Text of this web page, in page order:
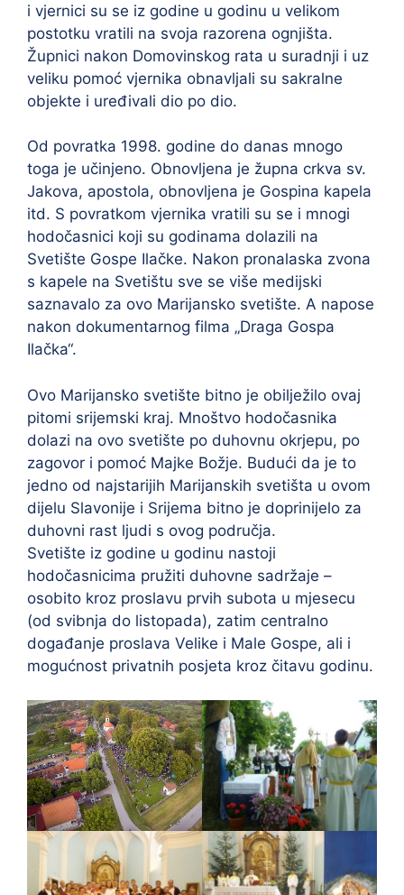
i vjernici su se iz godine u godinu u velikom
postotku vratili na svoja razorena ognjišta.
Župnici nakon Domovinskog rata u suradnji i uz
veliku pomoć vjernika obnavljali su sakralne
objekte i uređivali dio po dio.
Od povratka 1998. godine do danas mnogo
toga je učinjeno. Obnovljena je župna crkva sv.
Jakova, apostola, obnovljena je Gospina kapela
itd. S povratkom vjernika vratili su se i mnogi
hodočasnici koji su godinama dolazili na
Svetište Gospe Ilačke. Nakon pronalaska zvona
s kapele na Svetištu sve se više medijski
saznavalo za ovo Marijansko svetište. A napose
nakon dokumentarnog filma „Draga Gospa
Ilačka“.
Ovo Marijansko svetište bitno je obilježilo ovaj
pitomi srijemski kraj. Mnoštvo hodočasnika
dolazi na ovo svetište po duhovnu okrjepu, po
zagovor i pomoć Majke Božje. Budući da je to
jedno od najstarijih Marijanskih svetišta u ovom
dijelu Slavonije i Srijema bitno je doprinijelo za
duhovni rast ljudi s ovog područja.
Svetište iz godine u godinu nastoji
hodočasnicima pružiti duhovne sadržaje –
osobito kroz proslavu prvih subota u mjesecu
(od svibnja do listopada), zatim centralno
događanje proslava Velike i Male Gospe, ali i
mogućnost privatnih posjeta kroz čitavu godinu.